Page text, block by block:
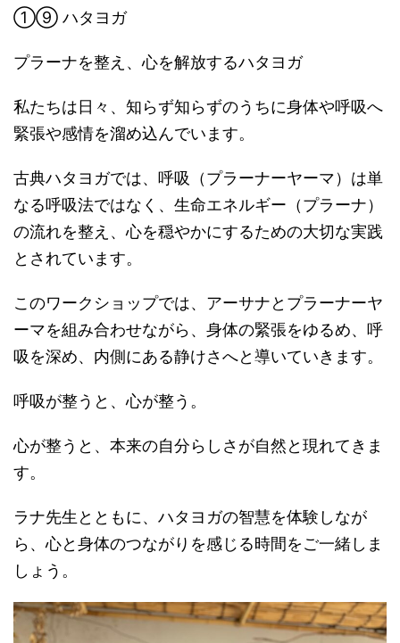
①⑨ ハタヨガ
プラーナを整え、心を解放するハタヨガ
私たちは日々、知らず知らずのうちに身体や呼吸へ
緊張や感情を溜め込んでいます。
古典ハタヨガでは、呼吸（プラーナーヤーマ）は単
なる呼吸法ではなく、生命エネルギー（プラーナ）
の流れを整え、心を穏やかにするための大切な実践
とされています。
このワークショップでは、アーサナとプラーナーヤ
ーマを組み合わせながら、身体の緊張をゆるめ、呼
吸を深め、内側にある静けさへと導いていきます。
呼吸が整うと、心が整う。
心が整うと、本来の自分らしさが自然と現れてきま
す。
ラナ先生とともに、ハタヨガの智慧を体験しなが
ら、心と身体のつながりを感じる時間をご一緒しま
しょう。